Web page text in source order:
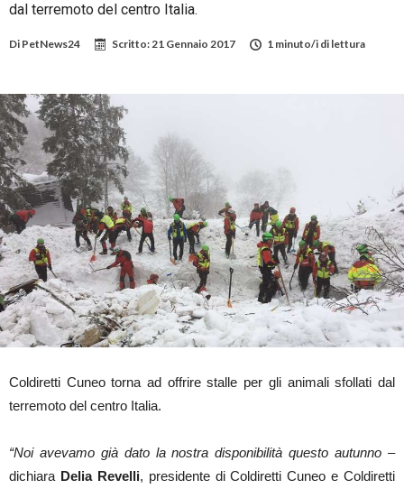
dal terremoto del centro Italia.
Di PetNews24 Scritto:21 Gennaio 2017 1 minuto/i di lettura
Coldiretti Cuneo torna ad offrire stalle per gli animali sfollati dal
terremoto del centro Italia.
“Noi avevamo già dato la nostra disponibilità questo autunno –
dichiara Delia Revelli, presidente di Coldiretti Cuneo e Coldiretti